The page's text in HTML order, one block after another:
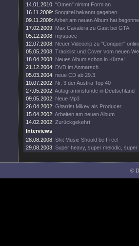
14.01.2010: "Omen" nimmt Form an
16.11.2009: Songtitel bekannt gegeben
09.11.2009: Arbeit am neuen Album hat
17.02.2009: Max Cavalera zu Gast bei GTA!
05.12.2008: myspace---
12.07.2008: Neuer Videoclip zu "Conquer"
05.05.2008: Tracklist und Cover vom neuen
18.04.2008: Neues Album schon in Kürze!
21.12.2004: DVD im Anmarsch
05.03.2004: neue CD ab 29.3.
10.07.2002: Nr. 3 der Austria Top 40
27.05.2002: Autogrammstunde in Deutschland
09.05.2002: Neue Mp3
26.04.2002: Gitarrist Mikey als Producer
15.04.2002: Arbeiten am neuen Album
14.02.2002: Zurückgekehrt
Interviews
28.08.2008: Shit Music Should be Free!
29.08.2003: Super heavy, super melodic,
©